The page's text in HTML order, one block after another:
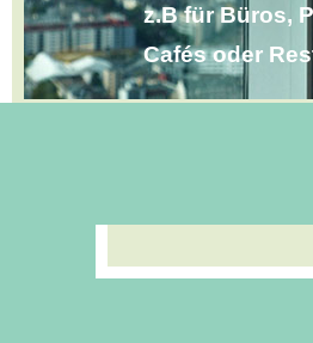
z.B für Büros,
Cafés oder